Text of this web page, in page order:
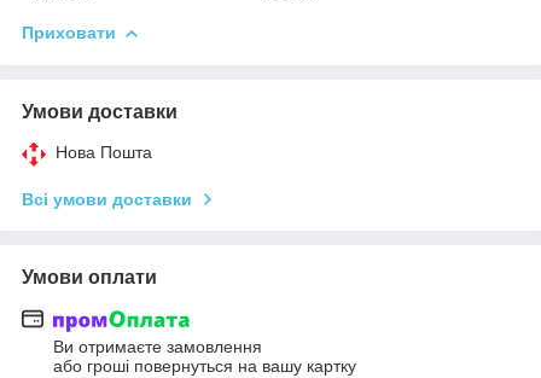
Приховати
Умови доставки
Нова Пошта
Всі умови доставки
Умови оплати
Ви отримаєте замовлення
або гроші повернуться на вашу картку